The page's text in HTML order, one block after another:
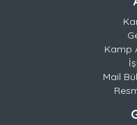
Kamp
Mail